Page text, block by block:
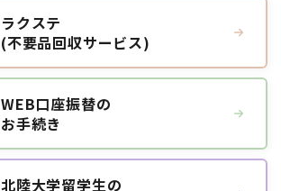
ラクステ
(不要品回収サービス)
WEB口座振替の
お手続き
北陸大学留学生の